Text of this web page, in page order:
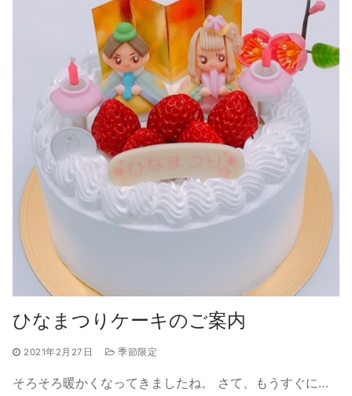
ひなまつりケーキのご案内
2021年2月27日 季節限定
そろそろ暖かくなってきましたね。 さて、もうすぐに…